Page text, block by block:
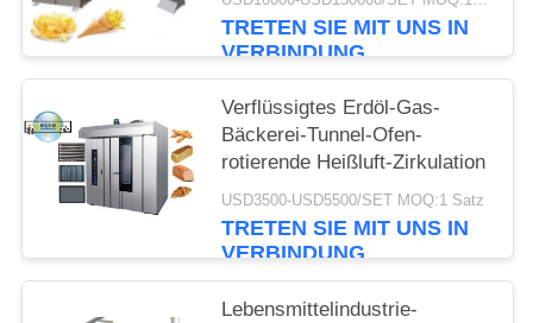
TRETEN SIE MIT UNS IN
VERBINDUNG
Verflüssigtes Erdöl-Gas-
Bäckerei-Tunnel-Ofen-
rotierende Heißluft-Zirkulation
USD3500-USD5500/SET MOQ:1 Satz
TRETEN SIE MIT UNS IN
VERBINDUNG
Lebensmittelindustrie-